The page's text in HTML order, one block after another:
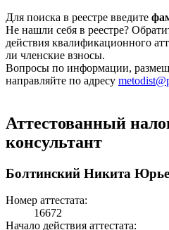
Для поиска в реестре введите
Не нашли себя в реестре?
действия квалификационного
ли членские взносы.
Вопросы по информации,
направляйте по адресу
Аттестованный
консультант
Болтинский Никита
Номер аттестата:
16672
Начало действия аттестата: